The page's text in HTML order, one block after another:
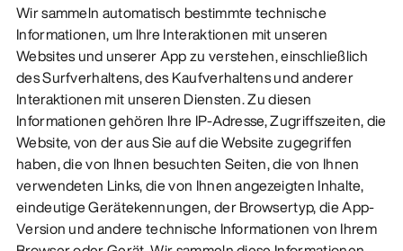
Wir sammeln automatisch bestimmte technische
Informationen, um Ihre Interaktionen mit unseren
Websites und unserer App zu verstehen, einschließlich
des Surfverhaltens, des Kaufverhaltens und anderer
Interaktionen mit unseren Diensten. Zu diesen
Informationen gehören Ihre IP-Adresse, Zugriffszeiten, die
Website, von der aus Sie auf die Website zugegriffen
haben, die von Ihnen besuchten Seiten, die von Ihnen
verwendeten Links, die von Ihnen angezeigten Inhalte,
eindeutige Gerätekennungen, der Browsertyp, die App-
Version und andere technische Informationen von Ihrem